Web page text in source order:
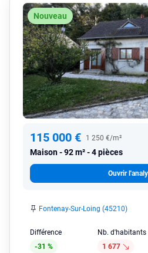
Nouveau
115 000 € 1 250 €/m²
Maison 92 m² - 4 pièces
Ouvrir
Fontenay-Sur-Loing (45210)
Différence
-31 %
Nb. d'habitants
1 677